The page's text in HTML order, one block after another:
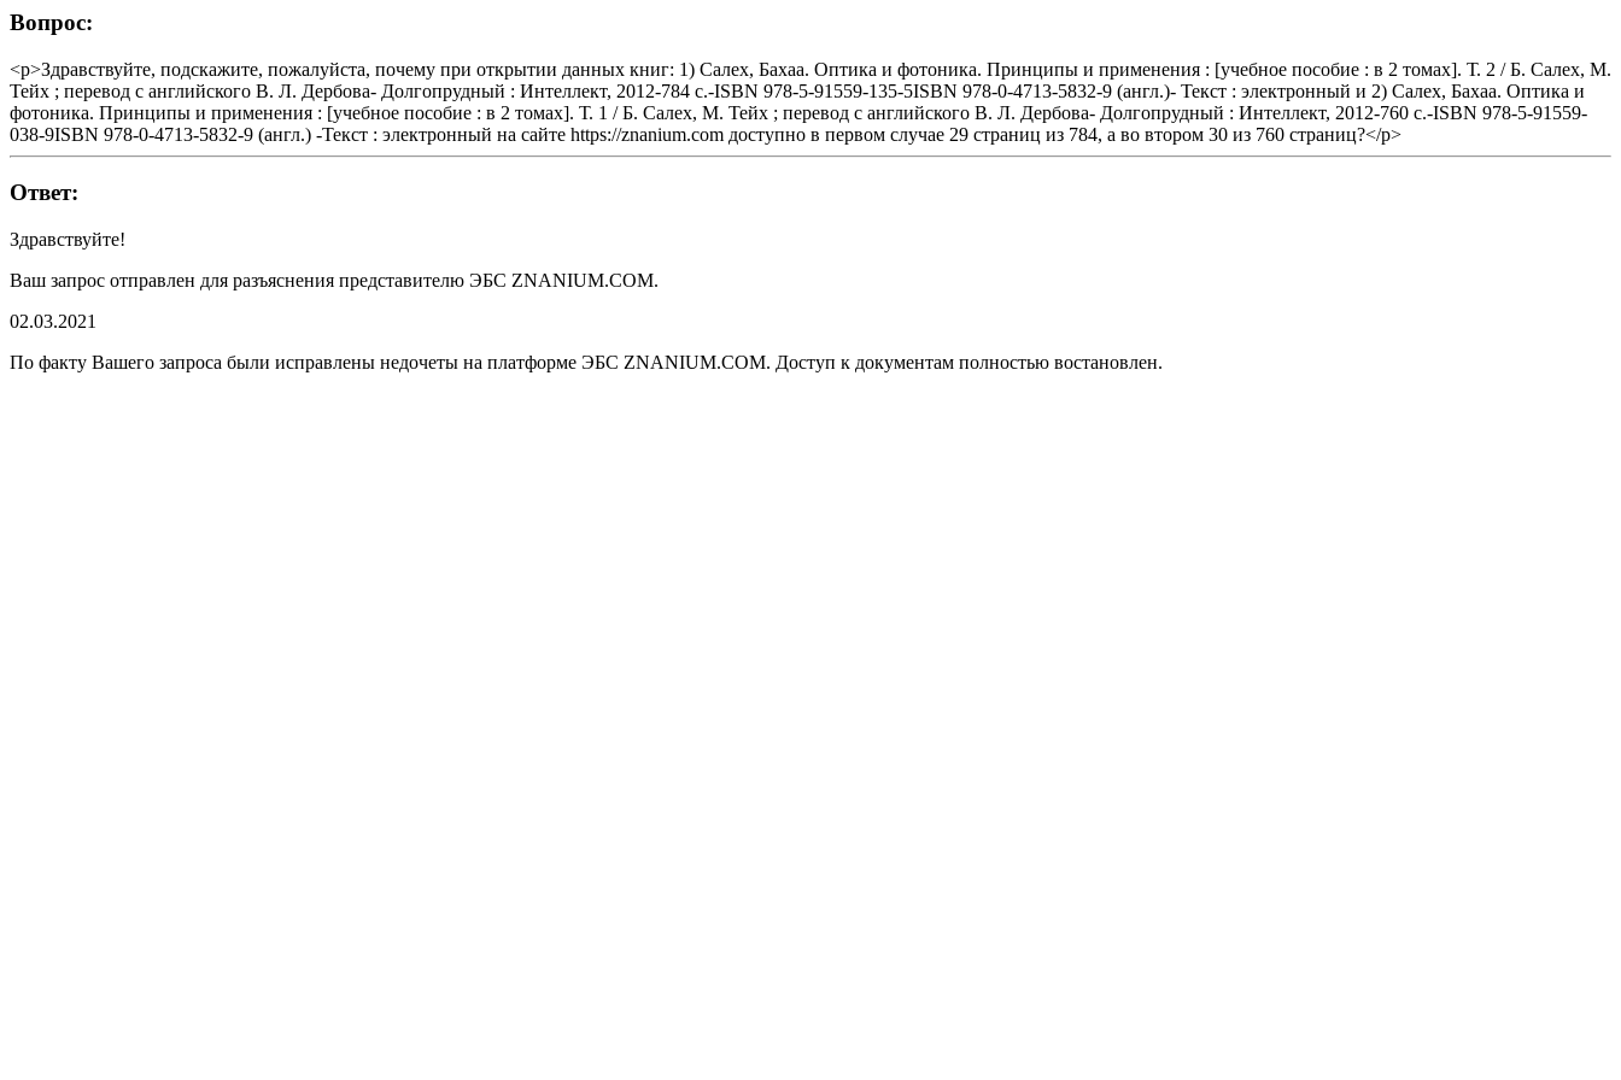
Вопрос:
<p>Здравствуйте, подскажите, пожалуйста, почему при открытии данных книг: 1) Салех, Бахаа. Оптика и фотоника. Принципы и применения : [учебное пособие : в 2 томах]. Т. 2 / Б. Салех, М.
Тейх ; перевод с английского В. Л. Дербова- Долгопрудный : Интеллект, 2012-784 с.-ISBN 978-5-91559-135-5ISBN 978-0-4713-5832-9 (англ.)- Текст : электронный и 2) Салех, Бахаа. Оптика и
фотоника. Принципы и применения : [учебное пособие : в 2 томах]. Т. 1 / Б. Салех, М. Тейх ; перевод с английского В. Л. Дербова- Долгопрудный : Интеллект, 2012-760 с.-ISBN 978-5-91559-
038-9ISBN 978-0-4713-5832-9 (англ.) -Текст : электронный на сайте https://znanium.com доступно в первом случае 29 страниц из 784, а во втором 30 из 760 страниц?</p>
Ответ:
Здравствуйте!
Ваш запрос отправлен для разъяснения представителю ЭБС ZNANIUM.COM.
02.03.2021
По факту Вашего запроса были исправлены недочеты на платформе ЭБС ZNANIUM.COM. Доступ к документам полностью востановлен.